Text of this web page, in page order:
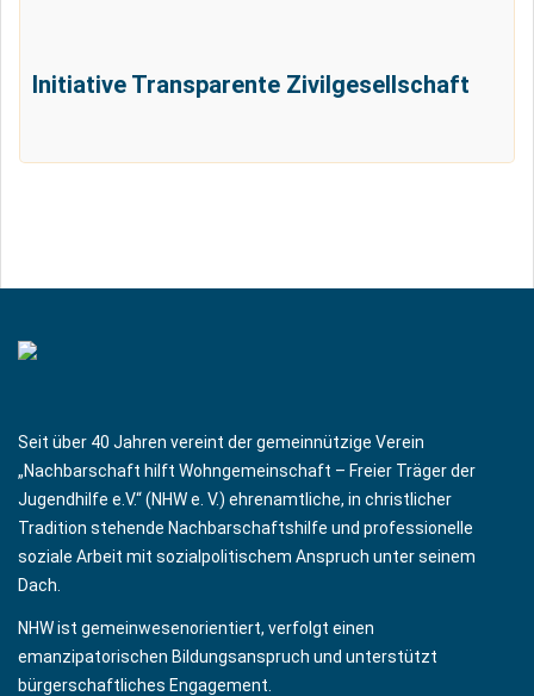
Initiative Transparente Zivilgesellschaft
Seit über 40 Jahren vereint der gemeinnützige Verein
„Nachbarschaft hilft Wohngemeinschaft – Freier Träger der
Jugendhilfe e.V.“ (NHW e. V.) ehrenamtliche, in christlicher
Tradition stehende Nachbarschaftshilfe und professionelle
soziale Arbeit mit sozialpolitischem Anspruch unter seinem
Dach.
NHW ist gemeinwesenorientiert, verfolgt einen
emanzipatorischen Bildungsanspruch und unterstützt
bürgerschaftliches Engagement.